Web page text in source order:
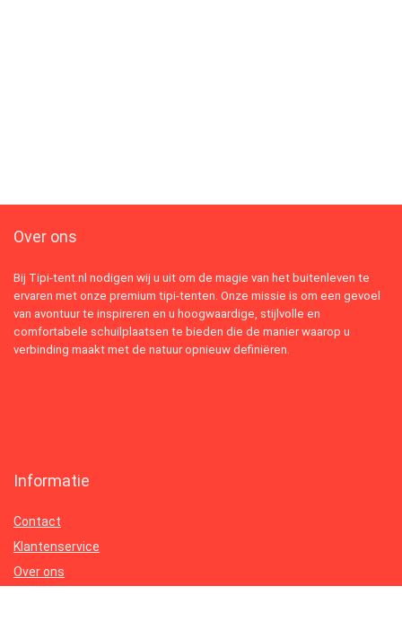
Over ons
Bij Tipi-tent.nl nodigen wij u uit om de magie van het buitenleven te
ervaren met onze premium tipi-tenten. Onze missie is om een gevoel
van avontuur te inspireren en u hoogwaardige, stijlvolle en
comfortabele schuilplaatsen te bieden die de manier waarop u
verbinding maakt met de natuur opnieuw definiëren.
Informatie
Contact
Klantenservice
Over ons